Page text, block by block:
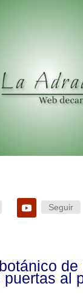
Seguir
de
puertas al